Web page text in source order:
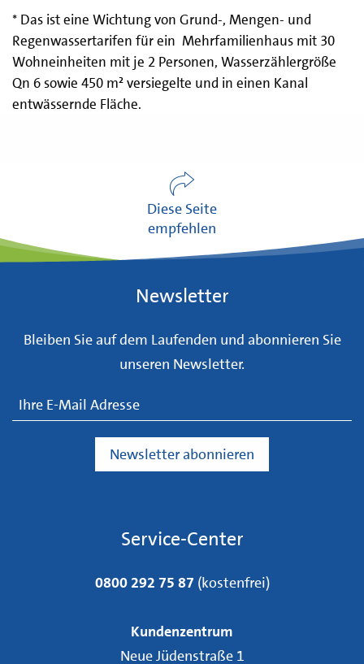
* Das ist eine Wichtung von Grund-, Mengen- und
Regenwassertarifen für ein Mehrfamilienhaus mit 30
Wohneinheiten mit je 2 Personen, Wasserzählergröße
Qn 6 sowie 450 m² versiegelte und in einen Kanal
entwässernde Fläche.
Diese Seite
empfehlen
Newsletter
Bleiben Sie auf dem Laufenden und abonnieren Sie
unseren Newsletter.
Service-Center
0800 292 75 87 (kostenfrei)
Kundenzentrum
Neue Jüdenstraße 1